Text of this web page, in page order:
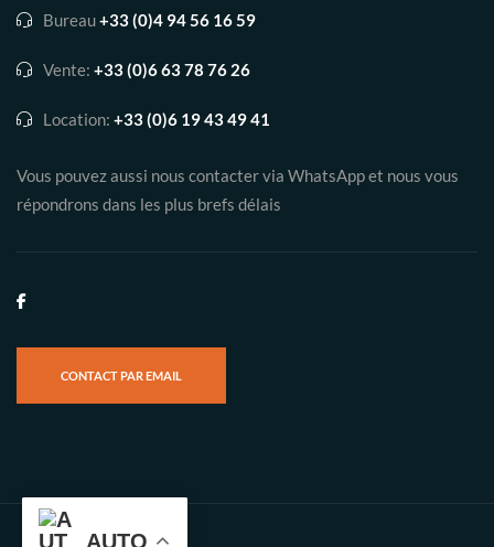
Bureau+33 (0)4 94 56 16 59
Vente: +33 (0)6 63 78 76 26
Location: +33 (0)6 19 43 49 41
Vous pouvez aussi nous contacter via WhatsApp et nous vous
répondrons dans les plus brefs délais
CONTACT PAR EMAIL
AUTO